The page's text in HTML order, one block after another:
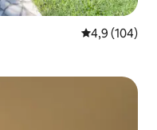
Évaluation
4,9 (104)